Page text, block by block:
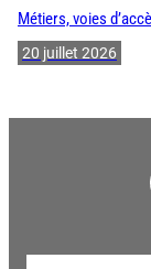
Métiers, voies
20 juillet 2026